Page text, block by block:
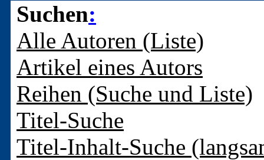
Suchen:
Alle Autoren (Liste)
Artikel eines Autors
Reihen (Suche und Liste)
Titel-Suche
Titel-Inhalt-Suche